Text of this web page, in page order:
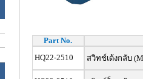
Part No.
HQ22-2510
สวิทช์เด้งกลับ